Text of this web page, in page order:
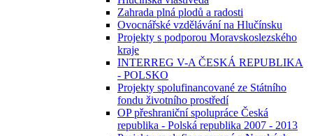
Zahrada plná plodů a radosti
Ovocnářské vzdělávání na Hlučínsku
Projekty s podporou Moravskoslezského
kraje
INTERREG V-A ČESKÁ REPUBLIKA
- POLSKO
Projekty spolufinancované ze Státního
fondu životního prostředí
OP přeshraniční spolupráce Česká
republika - Polská republika 2007 - 2013